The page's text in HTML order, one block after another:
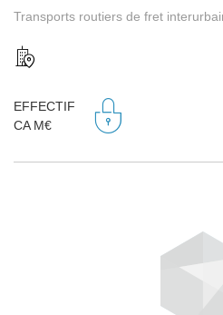
Transports routiers de fret
EFFECTIF
CA M€